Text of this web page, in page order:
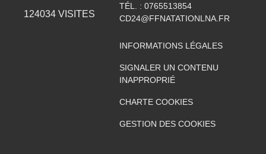
124034 VISITES
TÉL. : 0765513854
CD24@FFNATATIONLNA.FR
INFORMATIONS LÉGALES
SIGNALER UN CONTENU
INAPPROPRIÉ
CHARTE COOKIES
GESTION DES COOKIES